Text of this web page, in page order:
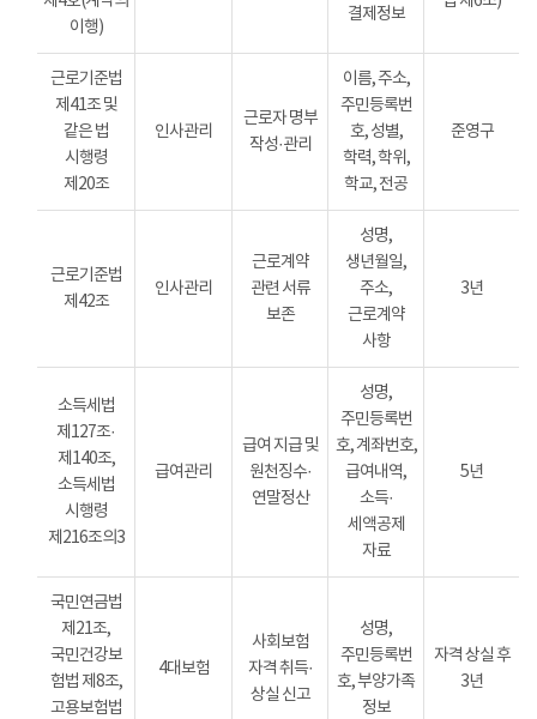
이행)
결제정보
근로기준법
제41조 및
같은 법
시행령
제20조
인사관리
근로자 명부
작성·관리
이름, 주소,
주민등록번
호, 성별,
학력, 학위,
학교, 전공
준영구
근로기준법
제42조
인사관리
근로계약
관련 서류
보존
성명,
생년월일,
주소,
근로계약
사항
3년
소득세법
제127조·
제140조,
소득세법
시행령
제216조의3
급여관리
급여 지급 및
원천징수·
연말정산
성명,
주민등록번
호, 계좌번호,
급여내역,
소득·
세액공제
자료
5년
국민연금법
제21조,
국민건강보
험법 제8조,
고용보험법
4대보험
사회보험
자격 취득·
상실 신고
성명,
주민등록번
호, 부양가족
정보
자격 상실 후
3년